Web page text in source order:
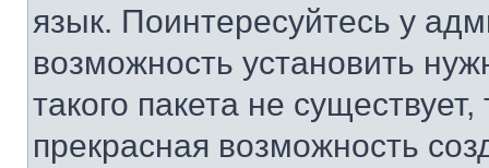
язык. Поинтересуйтесь у
возможность установить
такого пакета не
прекрасная возможность